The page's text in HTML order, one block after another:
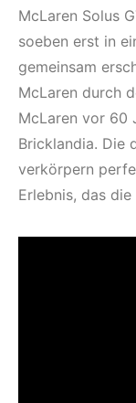
McLaren Solus
soeben erst in
gemeinsam
McLaren durch
McLaren vor 60
Bricklandia. Die
verkörpern
Erlebnis, das